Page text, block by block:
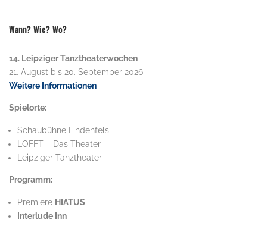
Wann? Wie? Wo?
14. Leipziger Tanztheaterwochen
21. August bis 20. September 2026
Weitere Informationen
Spielorte:
Schaubühne Lindenfels
LOFFT – Das Theater
Leipziger Tanztheater
Programm:
Premiere HIATUS
Interlude Inn